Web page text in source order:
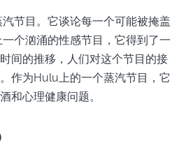
节目。它谈论每一个可能被掩盖
个汹涌的性感节目，它得到了一
间的推移，人们对这个节目的接
作为Hulu上的一个蒸汽节目，它
和心理健康问题。